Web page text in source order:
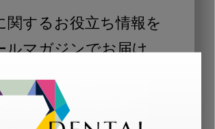
関するお役立ち情報を
ルマガジンでお届け
ただいた職種（歯科医師、歯